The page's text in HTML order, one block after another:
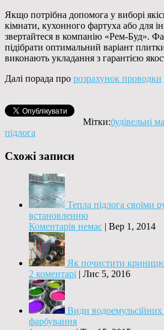
Якщо потрібна допомога у виборі
кімнати, кухонного фартуха або для
звертайтеся в компанію «Рем-Буд».
підібрати оптимальний варіант
виконають укладання з гарантією
Далі порада про розрахунок проводки
Мітки:будівельні
підлога
Схожі записи
Тепла підлога своїми
встановленню
Коментарів немає | Вер 1, 2014
Як почистити
2 коментарі | Лис 5, 2016
Види водоемульсійних
фарбування